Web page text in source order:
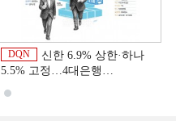
DQN
신한 6.9% 상한·하나
5.5% 고정…4대은행